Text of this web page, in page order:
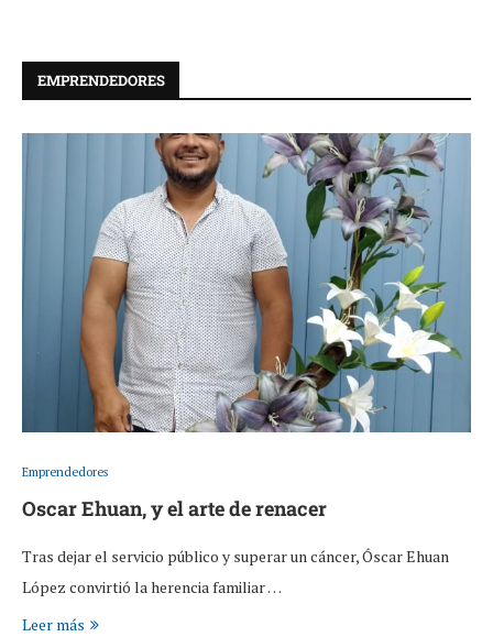
EMPRENDEDORES
Emprendedores
Oscar Ehuan, y el arte de renacer
Tras dejar el servicio público y superar un cáncer, Óscar Ehuan
López convirtió la herencia familiar …
Leer más